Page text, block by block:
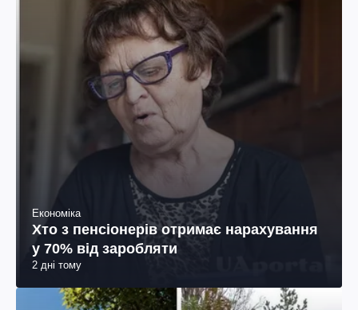
Економіка
Хто з пенсіонерів отримає нарахування
у 70% від заробляти
2 дні тому